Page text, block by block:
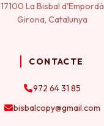
17100 La Bisbal d'Empordà
Girona, Catalunya
CONTACTE
972 64 31 85
bisbalcopy@gmail.com